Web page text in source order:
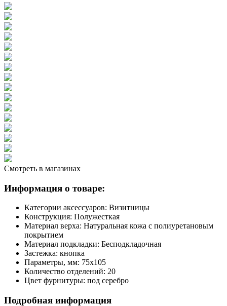
Смотреть в магазинах
Информация о товаре:
Категории аксессуаров: Визитницы
Конструкция: Полужесткая
Материал верха: Натуральная кожа с полиуретановым
покрытием
Материал подкладки: Бесподкладочная
Застежка: кнопка
Параметры, мм: 75х105
Количество отделений: 20
Цвет фурнитуры: под серебро
Подробная информация